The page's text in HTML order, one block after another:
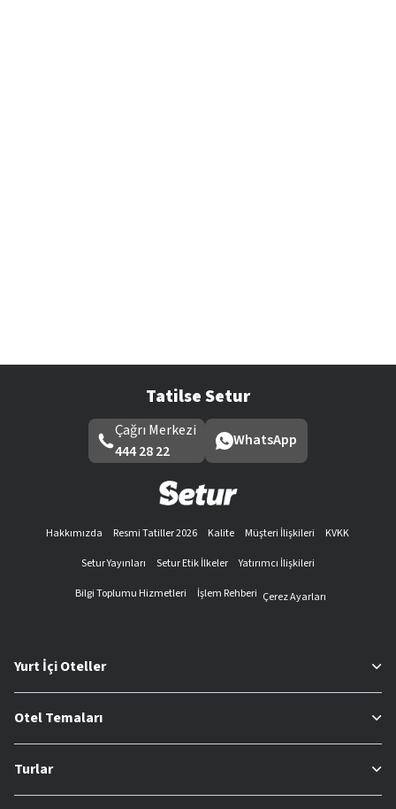
Tatilse Setur
Çağrı Merkezi
444 28 22
WhatsApp
Hakkımızda Resmi Tatiller 2026 Kalite Müşteri İlişkileri
KVKK
Setur Yayınları
Setur Etik İlkeler
Yatırımcı İlişkileri
Bilgi Toplumu Hizmetleri
İşlem Rehberi Çerez Ayarları
Yurt İçi Oteller
Otel Temaları
Turlar